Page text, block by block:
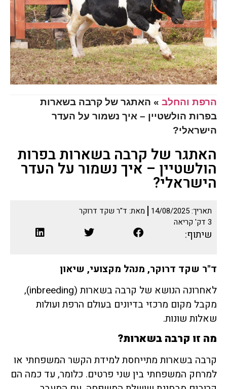
הרפת והחלב » האתגר של קרבה בשארות
בפרות הולשטיין – איך נשמור על העדר
הישראלי?
האתגר של קרבה בשארות בפרות
הולשטיין – איך נשמור על העדר
הישראלי?
תאריך:14/08/2025 מאת: ד"ר שקד דרוקר
3 דק' קריאה
שיתוף:
ד"ר שקד דרוקר, מנהל מקצועי, שיאון
לאחרונה הנושא של קרבה בשארות (inbreeding),
מקבל מקום מרכזי בדיונים בעולם הרפת ועולות
שאלות שונות.
מה זו קרבה בשארות?
קרבה בשארות מתייחסת למידת הקשר המשפחתי או
למרחק המשפחתי בין שני פרטים. כלומר, עד כמה הם